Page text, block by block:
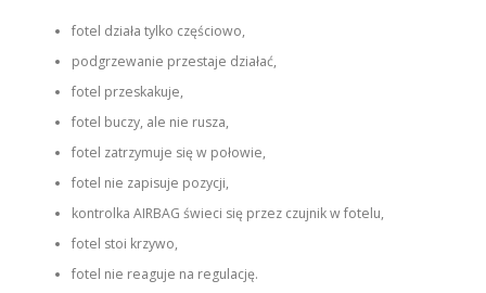
fotel działa tylko częściowo,
podgrzewanie przestaje działać,
fotel przeskakuje,
fotel buczy, ale nie rusza,
fotel zatrzymuje się w połowie,
fotel nie zapisuje pozycji,
kontrolka AIRBAG świeci się przez czujnik w fotelu,
fotel stoi krzywo,
fotel nie reaguje na regulację.